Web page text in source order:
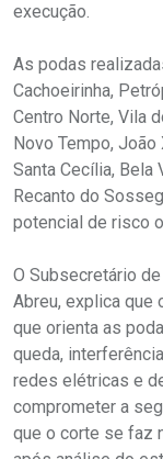
execução.
As podas
Cachoeirinha,
Centro Norte, Vila
Novo Tempo, João
Santa Cecília, Bela
Recanto do
potencial de risco
O Subsecretário
Abreu, explica que
que orienta as
queda,
redes elétricas e
comprometer a
que o corte se faz